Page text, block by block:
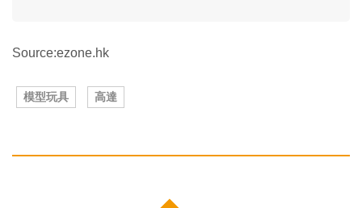
Source:ezone.hk
模型玩具 高達